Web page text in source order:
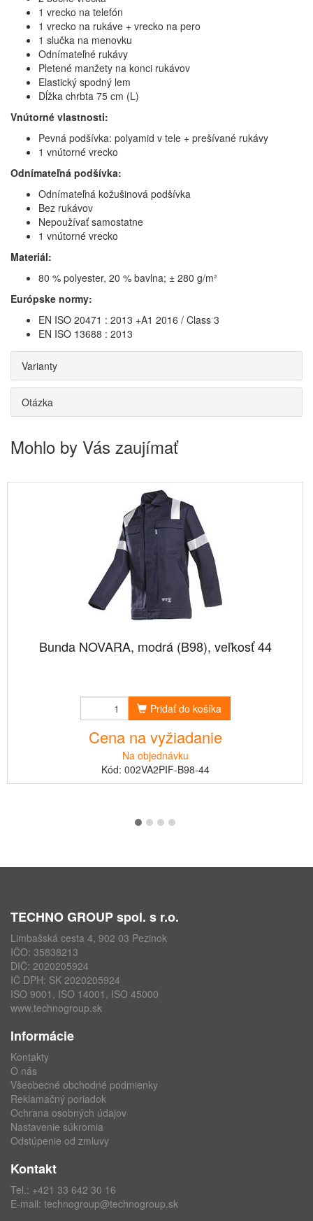
1 vrecko na telefón
1 vrecko na rukáve + vrecko na pero
1 slučka na menovku
Odnímateľné rukávy
Pletené manžety na konci rukávov
Elastický spodný lem
Dĺžka chrbta 75 cm (L)
Vnútorné vlastnosti:
Pevná podšívka: polyamid v tele + prešívané rukávy
1 vnútorné vrecko
Odnímateľná podšívka:
Odnímateľná kožušinová podšívka
Bez rukávov
Nepoužívať samostatne
1 vnútorné vrecko
Materiál:
80 % polyester, 20 % bavlna; ± 280 g/m²
Európske normy:
EN ISO 20471 : 2013 +A1 2016 / Class 3
EN ISO 13688 : 2013
Varianty
Otázka
Mohlo by Vás zaujímať
Bunda NOVARA, modrá (B98), veľkosť 44
Pridať do košíka
Cena na vyžiadanie
Na objednávku
Kód: 002VA2PIF-B98-44
TECHNO GROUP spol. s r.o.
Limbašská cesta 4, 902 03 Pezinok
IČO: 35838213
DIČ: 2020205924
IČ DPH: SK 2020205924
ISO 9001, ISO 14001, ISO 45000
www.technogroup.sk
Informácie
Kontakty
O nás
Všeobecné obchodné podmienky
Reklamačný poriadok
Ochrana osobných údajov
Nastavenie súkromia
Odstúpenie od zmluvy
Kontakt
Tel.: +421 33 642 30 16
E-mail: technogroup@technogroup.sk